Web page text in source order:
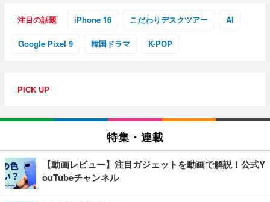
注目の話題 iPhone 16 こだわりデスクツアー AI
Google Pixel 9 韓国ドラマ K-POP
PICK UP
特集・連載
【動画レビュー】注目ガジェットを動画で解説！公式Y
ouTubeチャンネル